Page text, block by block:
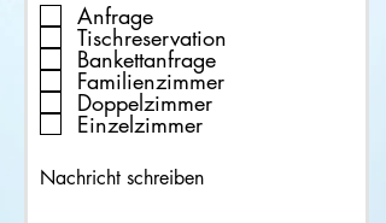
Anfrage
Tischreservation
Bankettanfrage
Familienzimmer
Doppelzimmer
Einzelzimmer
Nachricht schreiben